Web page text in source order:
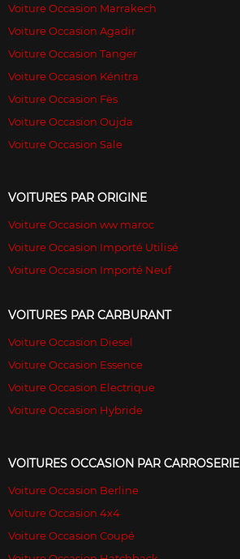
Voiture Occasion Marrakech
Voiture Occasion Agadir
Voiture Occasion Tanger
Voiture Occasion Kénitra
Voiture Occasion Fès
Voiture Occasion Oujda
Voiture Occasion Sale
VOITURES PAR ORIGINE
Voiture Occasion ww maroc
Voiture Occasion Importé Utilisé
Voiture Occasion Importé Neuf
VOITURES PAR CARBURANT
Voiture Occasion Diesel
Voiture Occasion Essence
Voiture Occasion Electrique
Voiture Occasion Hybride
VOITURES OCCASION PAR CARROSERIE
Voiture Occasion Berline
Voiture Occasion 4x4
Voiture Occasion Coupé